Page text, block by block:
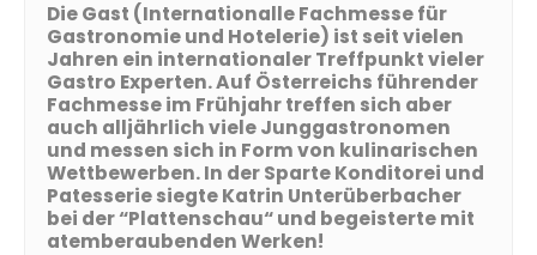
Die Gast (Internationalle Fachmesse für
Gastronomie und Hotelerie) ist seit vielen
Jahren ein internationaler Treffpunkt vieler
Gastro Experten. Auf Österreichs führender
Fachmesse im Frühjahr treffen sich aber
auch alljährlich viele Junggastronomen
und messen sich in Form von kulinarischen
Wettbewerben. In der Sparte Konditorei und
Patesserie siegte Katrin Unterüberbacher
bei der “Plattenschau“ und begeisterte mit
atemberaubenden Werken!